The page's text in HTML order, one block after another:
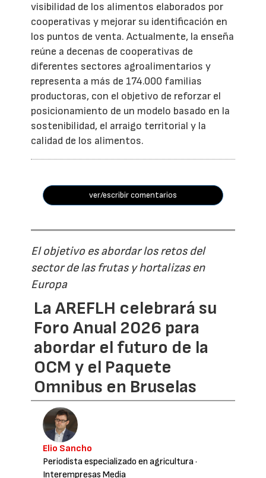
visibilidad de los alimentos elaborados por
cooperativas y mejorar su identificación en
los puntos de venta. Actualmente, la enseña
reúne a decenas de cooperativas de
diferentes sectores agroalimentarios y
representa a más de 174.000 familias
productoras, con el objetivo de reforzar el
posicionamiento de un modelo basado en la
sostenibilidad, el arraigo territorial y la
calidad de los alimentos.
ver/escribir comentarios
El objetivo es abordar los retos del
sector de las frutas y hortalizas en
Europa
La AREFLH celebrará su
Foro Anual 2026 para
abordar el futuro de la
OCM y el Paquete
Omnibus en Bruselas
Elio Sancho
Periodista especializado en agricultura·
Interempresas Media